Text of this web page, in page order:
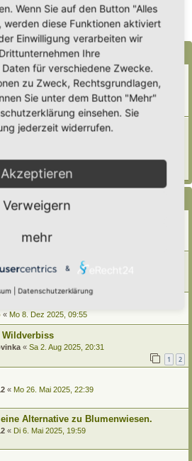
SucheErweiterte Suche
• Seite1von 1
zur Eintragung eines Hortus
Ehrle«Di 29. Jul 2025, 17:08
& Fragen zum Forum
die Eintragung Eurer
Hortus - Mein Hortus und ich!
Themen
Do 8. Jan 2026, 08:40
«Di 6. Jan 2026, 10:17
« Mo 8. Dez 2025, 09:55
Wildverbiss
« Sa 2. Aug 2025, 20:31
1 2
« Mo 26. Mai 2025, 22:39
Alternative zu Blumenwiesen.
« Di 6. Mai 2025, 19:59
Wenn Sie auf den Button "Alles
diese Funktionen aktiviert
Einwilligung verarbeiten wir
Ihre
für verschiedene Zwecke.
zu Zweck, Rechtsgrundlagen,
Sie unter dem Button "Mehr"
einsehen. Sie
jederzeit widerrufen.
Akzeptieren
Verweigern
mehr
&
Datenschutzerklärung